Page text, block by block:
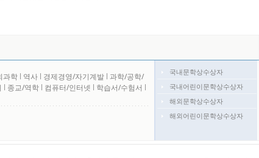
과학 l 역사 l 경제경영/자기계발 l 과학/공학/
l 종교/역학 l 컴퓨터/인터넷 l 학습서/수험서 l
국내문학상수상자
국내어린이문학상수상자
해외문학상수상자
해외어린이문학상수상자